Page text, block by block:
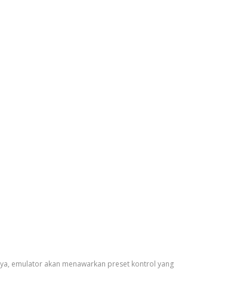
emulator akan menawarkan preset kontrol yang